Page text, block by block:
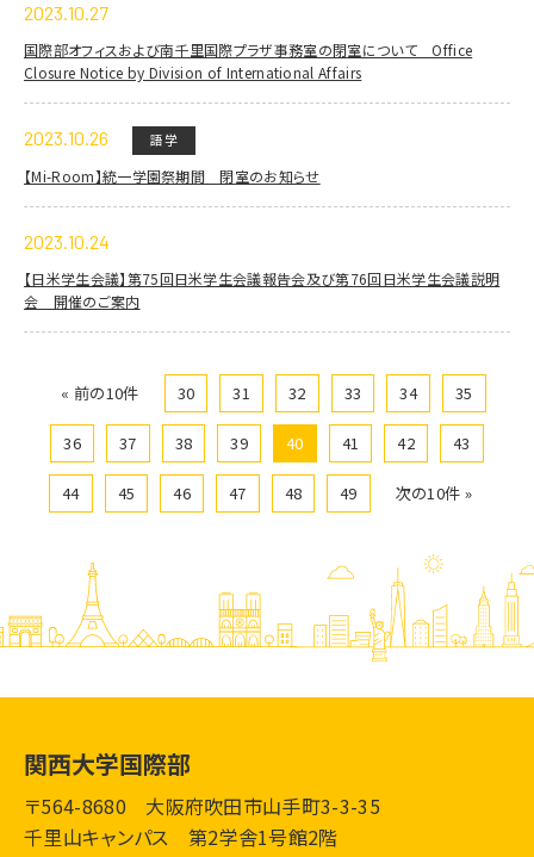
2023.10.27
国際部オフィスおよび南千里国際プラザ事務室の閉室について Office
Closure Notice by Division of International Affairs
2023.10.26 語学
【Mi-Room】統一学園祭期間 閉室のお知らせ
2023.10.24
【日米学生会議】第75回日米学生会議報告会及び第76回日米学生会議説明
会 開催のご案内
« 前の10件 30 31 32 33 34 35
36 37 38 39 40 41 42 43
44 45 46 47 48 49 次の10件 »
関西大学国際部
〒564-8680 大阪府吹田市山手町3-3-35
千里山キャンパス 第2学舎1号館2階